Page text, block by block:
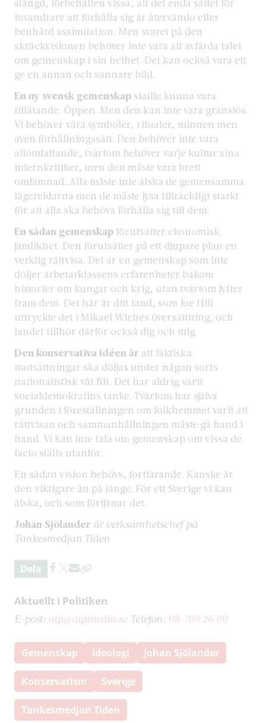
invandrare att förhålla sig är återvändo eller
benhård assimilation. Men svaret på den
skräckvisionen behöver inte vara att avfärda talet
om gemenskap i sin helhet. Det kan också vara ett
ge en annan och sannare bild.
En ny svensk gemenskap skulle kunna vara
tillåtande. Öppen. Men den kan inte vara gränslös.
Vi behöver våra symboler, ritualer, minnen men
även förhållningssätt. Den behöver inte vara
allomfattande, tvärtom behöver varje kultur sina
internkritiker, men den måste vara brett
omfamnad. Alla måste inte älska de gemensamma
lägereldarna men de måste lysa tillräckligt starkt
för att alla ska behöva förhålla sig till dem.
En sådan gemenskap förutsätter ekonomisk
jämlikhet. Den förutsätter på ett djupare plan en
verklig rättvisa. Det är en gemenskap som inte
döljer arbetarklassens erfarenheter bakom
historier om kungar och krig, utan tvärtom lyfter
fram dem. Det här är ditt land, som Joe Hill
uttryckte det i Mikael Wiehes översättning, och
landet tillhör därför också dig och mig.
Den konservativa idéen är att faktiska
motsättningar ska döljas under någon sorts
nationalistisk våt filt. Det har aldrig varit
socialdemokratins tanke. Tvärtom har själva
grunden i föreställningen om folkhemmet varit att
rättvisan och sammanhållningen måste gå hand i
hand. Vi kan inte tala om gemenskap om vissa de
facto ställs utanför.
En sådan vision behövs, fortfarande. Kanske är
den viktigare än på länge. För ett Sverige vi kan
älska, och som förtjänar det.
Johan Sjölander är verksamhetschef på
Tankesmedjan Tiden
Dela
Aktuellt i Politiken
E-post: aip@aipmedia.seTelefon: 08-700 26 00
Gemenskap Ideologi Johan Sjölander
Konservatism Sverige
Tankesmedjan Tiden